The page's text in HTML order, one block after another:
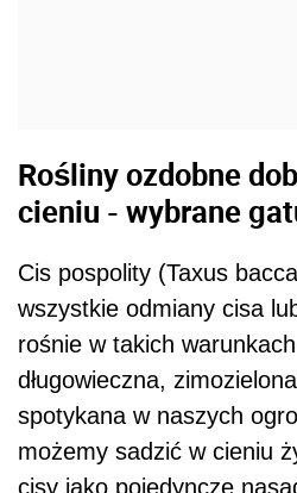
Rośliny ozdobne
cieniu - wybrane
Cis pospolity (Taxus
wszystkie odmiany cisa
rośnie w takich
długowieczna,
spotykana w naszych
możemy sadzić w cieniu
cisy jako pojedyncze